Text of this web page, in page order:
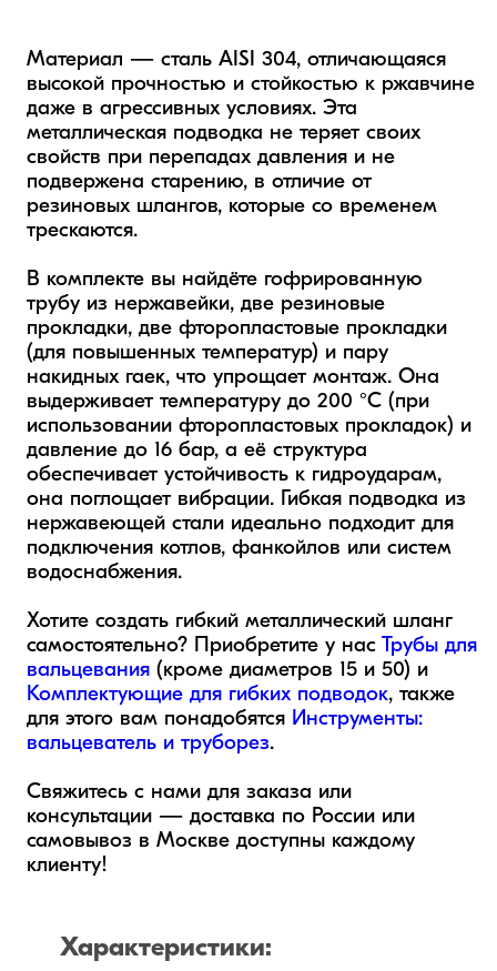
Материал — сталь AISI 304, отличающаяся
высокой прочностью и стойкостью к ржавчине
даже в агрессивных условиях. Эта
металлическая подводка не теряет своих
свойств при перепадах давления и не
подвержена старению, в отличие от
резиновых шлангов, которые со временем
трескаются.
В комплекте вы найдёте гофрированную
трубу из нержавейки, две резиновые
прокладки, две фторопластовые прокладки
(для повышенных температур) и пару
накидных гаек, что упрощает монтаж. Она
выдерживает температуру до 200 °C (при
использовании фторопластовых прокладок) и
давление до 16 бар, а её структура
обеспечивает устойчивость к гидроударам,
она поглощает вибрации. Гибкая подводка из
нержавеющей стали идеально подходит для
подключения котлов, фанкойлов или систем
водоснабжения.
Хотите создать гибкий металлический шланг
самостоятельно? Приобретите у нас Трубы для
вальцевания
(кроме диаметров 15 и 50) и
Комплектующие для гибких подводок, также
для этого вам понадобятся Инструменты:
вальцеватель и труборез.
Свяжитесь с нами для заказа или
консультации — доставка по России или
самовывоз в Москве доступны каждому
клиенту!
Характеристики: